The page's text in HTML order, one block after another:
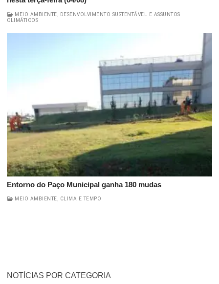
MEIO AMBIENTE, DESENVOLVIMENTO SUSTENTÁVEL E ASSUNTOS
CLIMÁTICOS
Entorno do Paço Municipal ganha 180 mudas
MEIO AMBIENTE, CLIMA E TEMPO
NOTÍCIAS POR CATEGORIA